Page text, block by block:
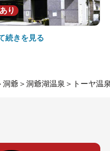
り
続きを見る
洞爺 ＞ 洞爺湖温泉 ＞ トーヤ温